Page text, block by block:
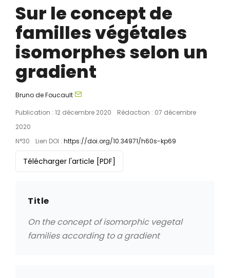
Sur le concept de
familles végétales
isomorphes selon un
gradient
Bruno de Foucault
Publication : 12 décembre 2020
Rédaction : 07 décembre
2020
N°30
Lien DOI : https://doi.org/10.34971/h60s-kp69
Télécharger l'article [PDF]
Title
On the concept of isomorphic vegetal
families according to a gradient